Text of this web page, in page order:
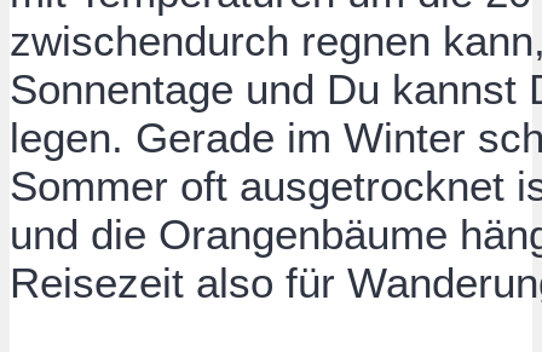
zwischendurch regnen
Sonnentage und Du kannst
legen. Gerade im Winter
Sommer oft ausgetrocknet
und die Orangenbäume
Reisezeit also für